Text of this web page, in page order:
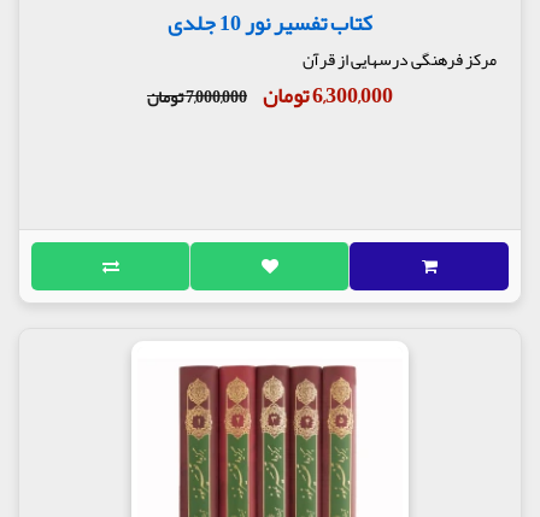
کتاب تفسیر نور 10 جلدی
مرکز فرهنگی درسهایی از قرآن
6,300,000 تومان 7,000,000 تومان